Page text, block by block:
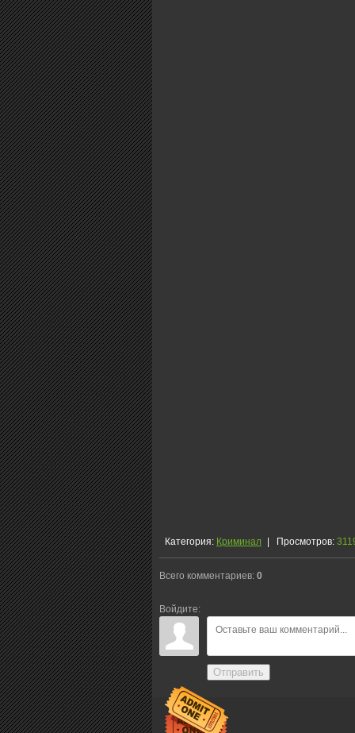
Категория: Криминал | Просмотров:
Всего комментариев: 0
Войдите:
Отправить